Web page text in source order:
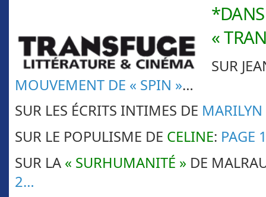
*DANS
«
SUR
MOUVEMENT DE « SPIN »…
SUR LES ÉCRITS INTIMES DE
SUR LE POPULISME DE CELINE: PAGE
SUR LA « SURHUMANITÉ » DE
2…